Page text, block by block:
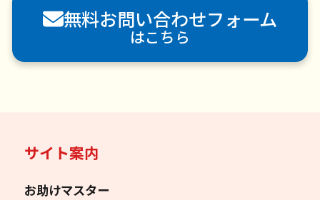
害虫駆除
無料お問い合わせフォーム
はこちら
サイト案内
お助けマスター